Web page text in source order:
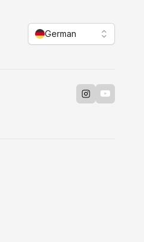
German
Instagram
Youtube